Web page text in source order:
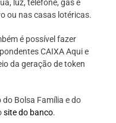
luz, telefone, gás e
ou nas casas lotéricas.
é possível fazer
CAIXA Aqui e
da geração de token
Bolsa Família e do
site do banco.